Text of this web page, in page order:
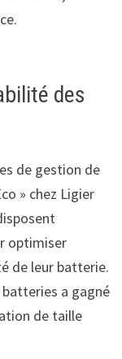
des
de gestion de
» chez Ligier
optimiser
de leur batterie.
batteries a gagné
de taille